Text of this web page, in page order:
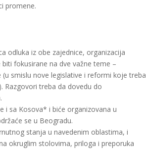
prоmеnе.
odluka iz obe zajednice, organizacija
fokusirane na dve važne teme –
smislu nove legislative i reformi koje treba
Razgovori treba da dovedu do
i sa Kosova* i biće organizovana u
se u Beogradu.
stanja u navedenim oblastima, i
okruglim stolovima, priloga i preporuka